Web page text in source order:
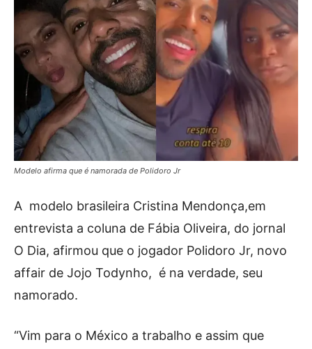
Modelo afirma que é namorada de Polidoro Jr
A modelo brasileira Cristina Mendonça,em
entrevista a coluna de Fábia Oliveira, do jornal
O Dia, afirmou que o jogador Polidoro Jr, novo
affair de Jojo Todynho, é na verdade, seu
namorado.
“Vim para o México a trabalho e assim que